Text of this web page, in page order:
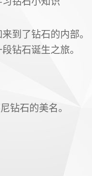
到了钻石的内部。
钻石诞生之旅。
钻石的美名。